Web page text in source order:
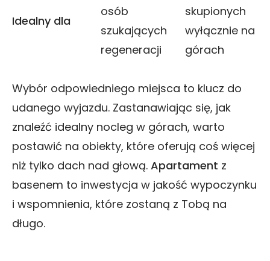
Idealny dla
osób
szukających
regeneracji
skupionych
wyłącznie na
górach
Wybór odpowiedniego miejsca to klucz do
udanego wyjazdu. Zastanawiając się, jak
znaleźć idealny nocleg w górach, warto
postawić na obiekty, które oferują coś więcej
niż tylko dach nad głową. Apartament z
basenem to inwestycja w jakość wypoczynku
i wspomnienia, które zostaną z Tobą na
długo.